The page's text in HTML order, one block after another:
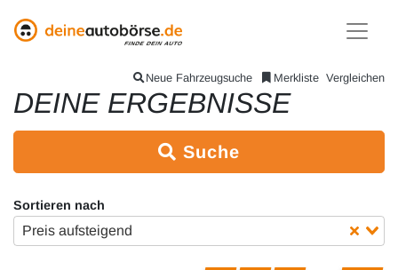
Vergleichen
Merkliste
Neue Fahrzeugsuche
DEINE ERGEBNISSE
Suche
Sortieren nach
Preis aufsteigend